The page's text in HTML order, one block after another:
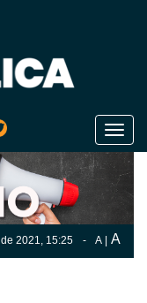
de 2021, 15:25 - A A